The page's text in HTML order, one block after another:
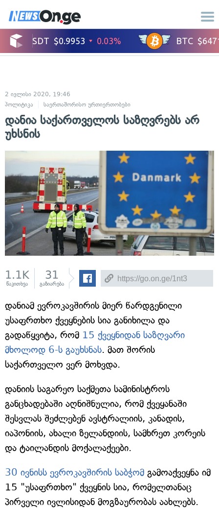
2 ივლისი 2020, 19:46
პოლიტიკა
საერთაშორისო ურთიერთობები
დანია საქართველოს საზღვრებს არ
უხსნის
1.1K
წაკითხვა
31
გაზიარება
დანიამ ევროკავშირის მიერ წარდგენილი
უსაფრთხო ქვეყნების სია განიხილა და
გადაწყვიტა, რომ 15 ქვეყნიდან საზღვარი
მხოლოდ 6-ს გაუხსნას. მათ შორის
საქართველო ვერ მოხვდა.
დანიის საგარეო საქმეთა სამინისტროს
განცხადებაში აღნიშნულია, რომ ქვეყანაში
შესვლას შეძლებენ ავსტრალიის, კანადის,
იაპონიის, ახალი ზელანდიის, სამხრეთ კორეის
და ტაილანდის მოქალაქეები.
30 ივნისს ევროკავშირის საბჭომ გამოაქვეყნა იმ
15 "უსაფრთხო" ქვეყნის სია, რომელთანაც
პირველი ივლისიდან მოგზაურობას აახლებს.